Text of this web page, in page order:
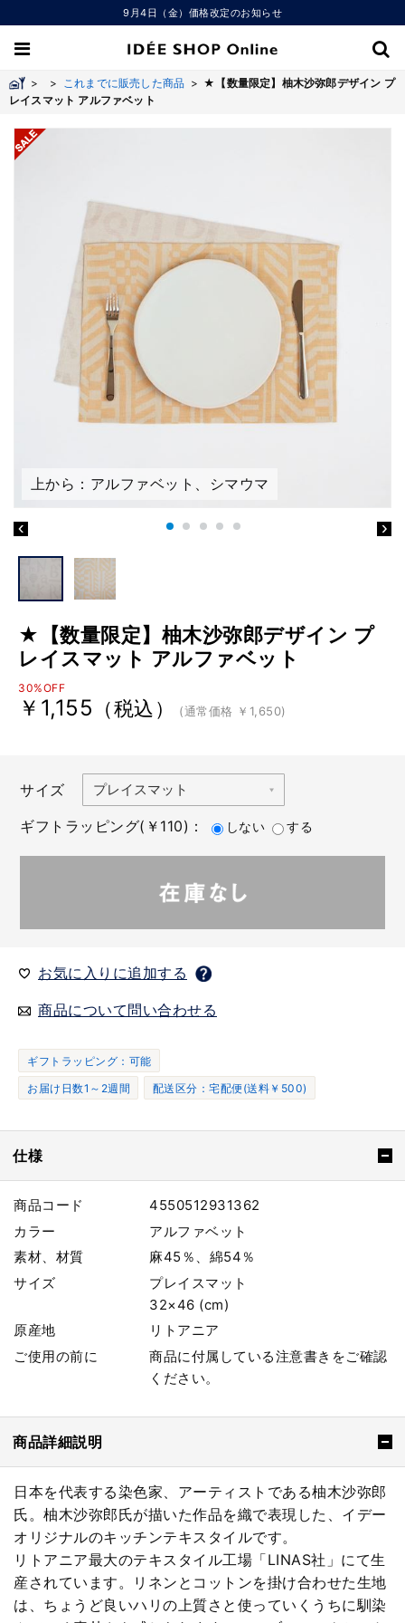
9月4日（金）価格改定のお知らせ
> > これまでに販売した商品 > ★【数量限定】柚木沙弥郎デザイン プ
レイスマット アルファベット
上から：アルファベット、シマウマ
★【数量限定】柚木沙弥郎デザイン プ
レイスマット アルファベット
30%OFF
￥1,155 （税込） (通常価格 ￥1,650)
サイズ
ギフトラッピング(￥110)：
しない する
お気に入りに追加する
商品について問い合わせる
ギフトラッピング：可能
お届け日数1～2週間
配送区分：宅配便(送料￥500)
仕様
商品コード
4550512931362
カラー
アルファベット
素材、材質
麻45％、綿54％
サイズ
プレイスマット
32×46 (cm)
原産地
リトアニア
ご使用の前に
商品に付属している注意書きをご確認
ください。
商品詳細説明
日本を代表する染色家、アーティストである柚木沙弥郎
氏。柚木沙弥郎氏が描いた作品を織で表現した、イデー
オリジナルのキッチンテキスタイルです。
リトアニア最大のテキスタイル工場「LINAS社」にて生
産されています。リネンとコットンを掛け合わせた生地
は、ちょうど良いハリの上質さと使っていくうちに馴染